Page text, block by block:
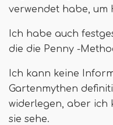
verwendet habe, um
Ich habe auch
die die Penny -
Ich kann keine
Gartenmythen
widerlegen, aber ich
sie sehe.